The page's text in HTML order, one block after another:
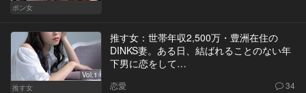
ポン女
Vol.1
推す女
推す女：世帯年収2,500万・豊洲在住の
DINKS妻。ある日、結ばれることのない年
下男に恋をして…
恋愛 34